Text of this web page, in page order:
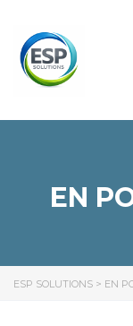
EN
ESP SOLUTIONS > EN